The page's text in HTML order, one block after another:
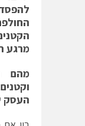
מרגע
מהם
העסק